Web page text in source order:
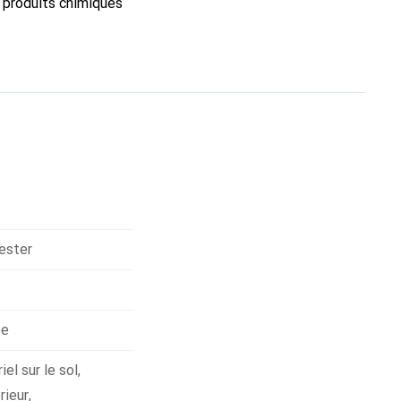
bretelles
peuvent
un
de montagne,
sur le sol,
,